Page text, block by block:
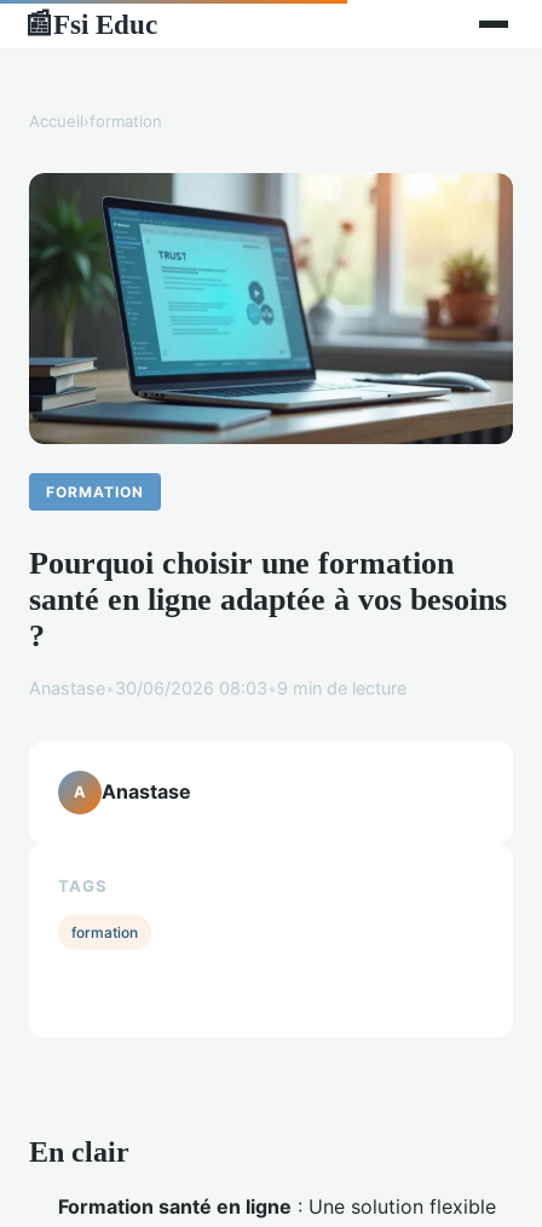
📰Fsi Educ
Accueil›formation
FORMATION
Pourquoi choisir une formation
santé en ligne adaptée à vos besoins
?
Anastase•30/06/2026 08:03•9 min de lecture
En clair
Formation santé en ligne : Une solution flexible
A Anastase
TAGS
formation